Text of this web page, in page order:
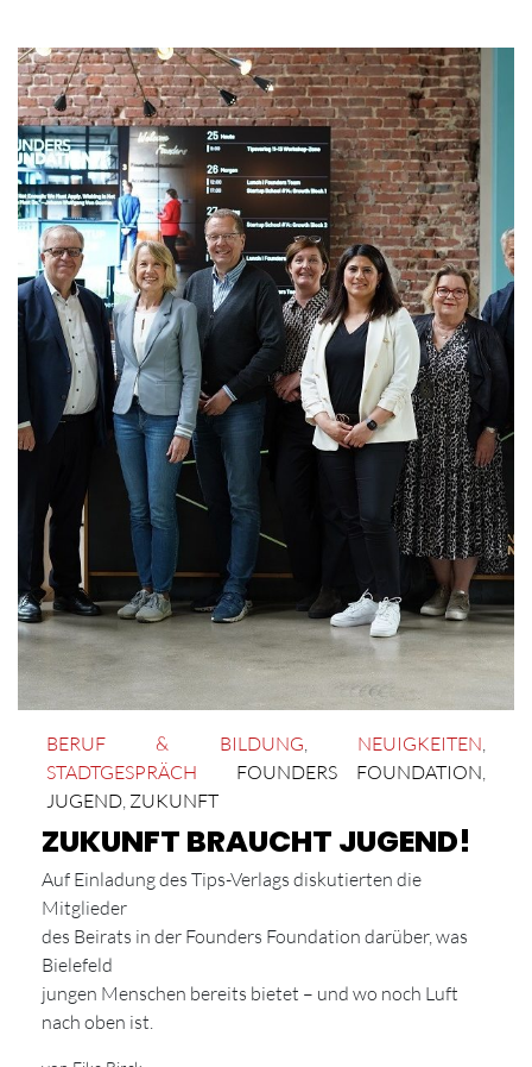
BERUF & BILDUNG, NEUIGKEITEN,
STADTGESPRÄCH
FOUNDERS FOUNDATION,
JUGEND, ZUKUNFT
ZUKUNFT BRAUCHT JUGEND!
Auf Einladung des Tips-Verlags diskutierten die
Mitglieder
des Beirats in der Founders Foundation darüber, was
Bielefeld
jungen Menschen bereits bietet – und wo noch Luft
nach oben ist.